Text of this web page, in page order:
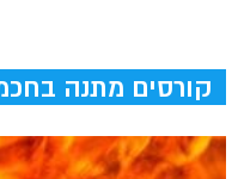
קורסים מתנה